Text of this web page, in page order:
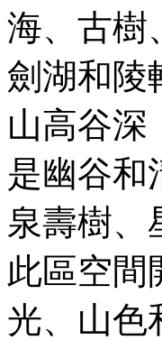
海、古樹
劍湖和陵
山高谷深
是幽谷和
泉壽樹、
此區空間
光、山色